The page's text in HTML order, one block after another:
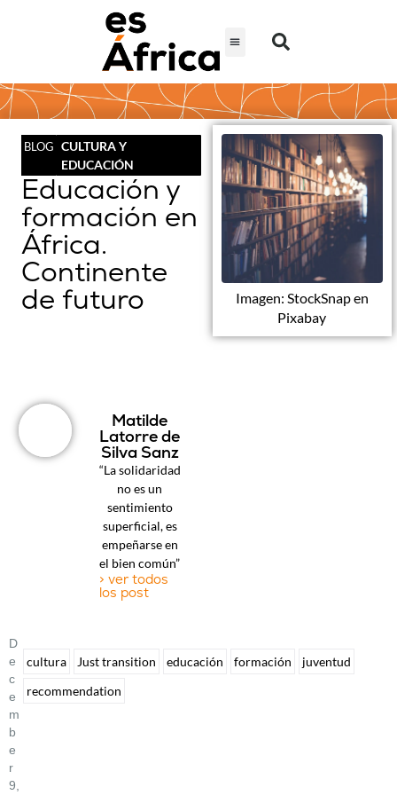
BLOG CULTURA Y
EDUCACIÓN
Educación y
formación en
África.
Continente
de futuro
Imagen: StockSnap en
Pixabay
Matilde
Latorre de
Silva Sanz
“La solidaridad
no es un
sentimiento
superficial, es
empeñarse en
el bien común”
> ver todos
los post
D
E
C
E
M
B
E
R
9,
cultura Just transition educación formación
juventud
recommendation